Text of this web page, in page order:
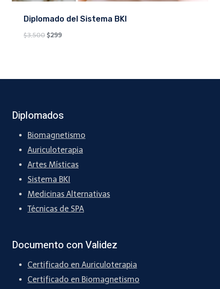
Diplomado del Sistema BKI
$3,500Original
$299Current
Diplomados
Biomagnetismo
Auriculoterapia
Artes Místicas
Sistema BKI
Medicinas Alternativas
Técnicas de SPA
Documento con Validez
Certificado en Auriculoterapia
Certificado en Biomagnetismo